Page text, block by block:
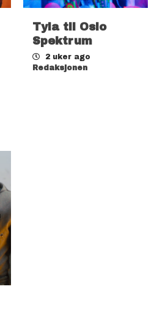
Tyla til Oslo
Spektrum
2 uker ago
Redaksjonen